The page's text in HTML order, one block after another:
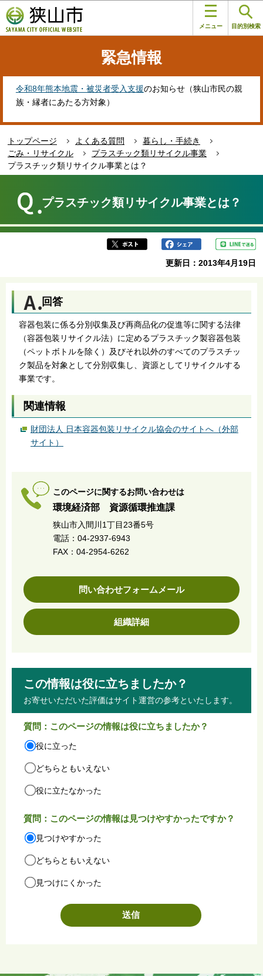
の
ペ
す
メニュー 目的別検索
緊急情報
令和8年熊本地震・被災者受入支援のお知らせ（狭山市民の親
族・縁者にあたる方対象）
トップページ よくある質問
暮らし・手続き
ごみ・リサイクル
プラスチック類リサイクル事業
プラスチック類リサイクル事業とは？
か
プラスチック類リサイクル事業とは？
更新日：2013年4月19日
回答
容器包装に係る分別収集及び再商品化の促進等に関する法律
（容器包装リサイクル法）に定めるプラスチック製容器包装
（ペットボトルを除く）及びそれ以外のすべてのプラスチッ
ク製品を対象として分別収集し、資源としてリサイクルする
事業です。
関連情報
財団法人 日本容器包装リサイクル協会のサイトへ（外部
サイト）
このページに関するお問い合わせは
環境経済部 資源循環推進課
狭山市入間川1丁目23番5号
電話：04-2937-6943
FAX：04-2954-6262
問い合わせフォームメール
組織詳細
この情報は役に立ちましたか？
お寄せいただいた評価はサイト運営の参考といたします。
質問：このページの情報は役に立ちましたか？
役に立った
どちらともいえない
役に立たなかった
質問：このページの情報は見つけやすかったですか？
見つけやすかった
どちらともいえない
見つけにくかった